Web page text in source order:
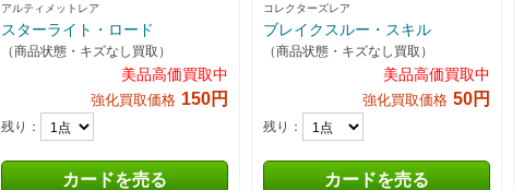
アルティメットレア
スターライト・ロード
（商品状態・キズなし買取）
美品高価買取中
強化買取価格 150円
残り：
カードを売る
コレクターズレア
ブレイクスルー・スキル
（商品状態・キズなし買取）
美品高価買取中
強化買取価格 50円
残り：
カードを売る